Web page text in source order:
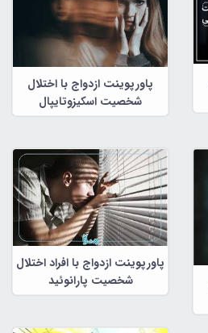
پاورپوینت ازدواج با اختلال
شخصیت اسکیزوتایپال
پاورپوینت ازدواج با افراد اختلال
شخصیت پارانوئید